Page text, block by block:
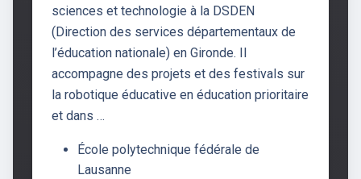
sciences et technologie à la DSDEN
(Direction des services départementaux de
l’éducation nationale) en Gironde. Il
accompagne des projets et des festivals sur
la robotique éducative en éducation prioritaire
et dans …
École polytechnique fédérale de
Lausanne